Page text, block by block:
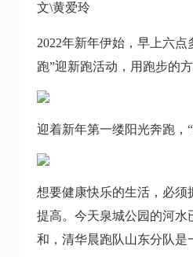
文\黄爱玲
2022年新年伊始，早上六
跑”迎新跑活动，用跑步的
迎着新年第一缕阳光奔跑，
想要健康快乐的生活，必
提高。今天泉城公园的河
和，清华晨跑队山东分队是